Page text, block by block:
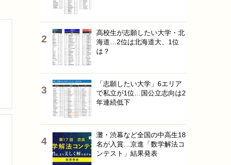
高校生が志願したい大学・北
海道…2位は北海道大、1位
は？
「志願したい大学」6エリア
で私立が1位…国公立志向は2
年連続低下
灘・渋幕など全国の中高生18
名が入賞…京進「数学解法コ
ンテスト」結果発表